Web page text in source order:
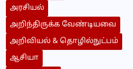
அரசியல்
அறிந்திருக்க வேண்டியவை
அறிவியல் & தொழில்நுட்பம்
ஆசியா